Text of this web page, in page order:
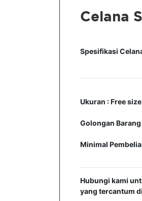
Celana
Spesifikasi
Ukuran : Free size
Golongan Barang
Minimal
Hubungi kami
yang tercantum